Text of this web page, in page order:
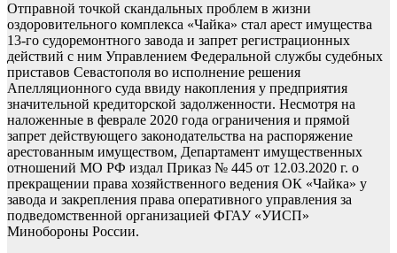
Отправной точкой скандальных проблем в жизни
оздоровительного комплекса «Чайка» стал арест имущества
13-го судоремонтного завода и запрет регистрационных
действий с ним Управлением Федеральной службы судебных
приставов Севастополя во исполнение решения
Апелляционного суда ввиду накопления у предприятия
значительной кредиторской задолженности. Несмотря на
наложенные в феврале 2020 года ограничения и прямой
запрет действующего законодательства на распоряжение
арестованным имуществом, Департамент имущественных
отношений МО РФ издал Приказ № 445 от 12.03.2020 г. о
прекращении права хозяйственного ведения ОК «Чайка» у
завода и закрепления права оперативного управления за
подведомственной организацией ФГАУ «УИСП»
Минобороны России.